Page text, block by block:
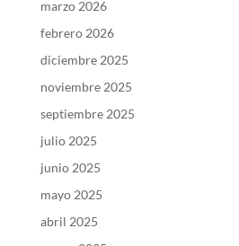
marzo 2026
febrero 2026
diciembre 2025
noviembre 2025
septiembre 2025
julio 2025
junio 2025
mayo 2025
abril 2025